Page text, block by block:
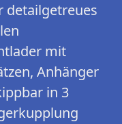
detailgetreues
mit
Anhänger
in 3